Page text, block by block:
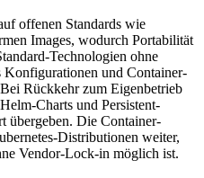
offenen Standards wie
Images, wodurch Portabilität
Technologien ohne
Konfigurationen und Container-
Rückkehr zum Eigenbetrieb
Charts und Persistent-
übergeben. Die Container-
Distributionen weiter,
Vendor-Lock-in möglich ist.